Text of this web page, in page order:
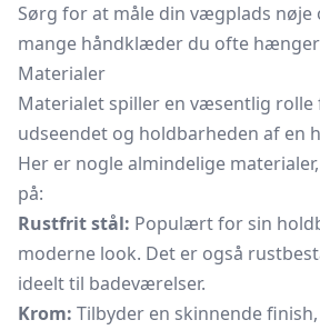
Sørg for at måle din vægplads nøje
mange håndklæder du ofte
Materialer
Materialet spiller en væsentlig rolle
udseendet og holdbarheden af en
Her er nogle almindelige
på:
Rustfrit stål: Populært for sin
moderne look. Det er også
ideelt til badeværelser.
Krom: Tilbyder en skinnende